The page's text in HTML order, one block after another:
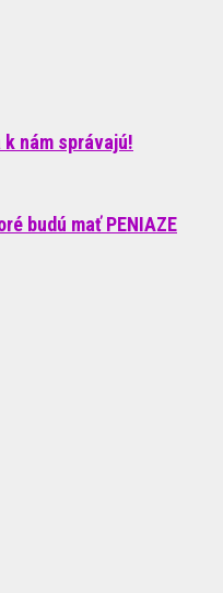
nám správajú!
budú mať PENIAZE